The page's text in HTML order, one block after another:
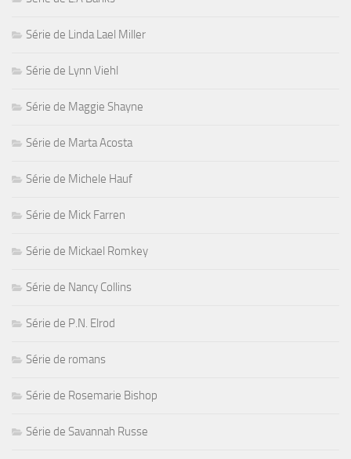
Série de Linda Lael Miller
Série de Lynn Viehl
Série de Maggie Shayne
Série de Marta Acosta
Série de Michele Hauf
Série de Mick Farren
Série de Mickael Romkey
Série de Nancy Collins
Série de P.N. Elrod
Série de romans
Série de Rosemarie Bishop
Série de Savannah Russe